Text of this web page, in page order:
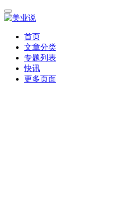
首页
文章分类
专题列表
快讯
更多页面